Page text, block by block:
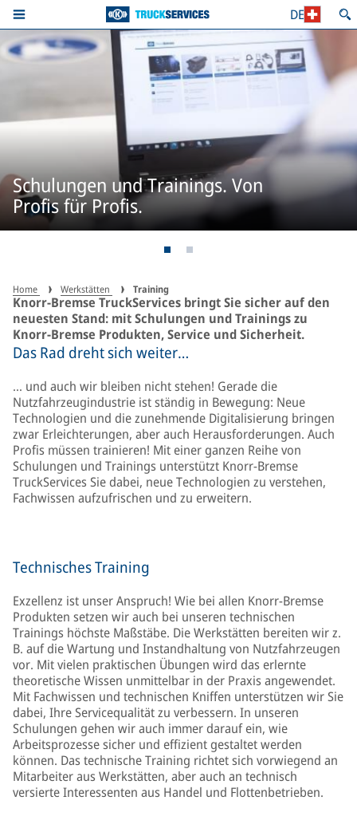
DE
Schulungen und Trainings. Von
Profis für Profis.
Home Werkstätten Training
Knorr-Bremse TruckServices bringt Sie sicher auf den
neuesten Stand: mit Schulungen und Trainings zu
Knorr-Bremse Produkten, Service und Sicherheit.
Das Rad dreht sich weiter…
… und auch wir bleiben nicht stehen! Gerade die
Nutzfahrzeugindustrie ist ständig in Bewegung: Neue
Technologien und die zunehmende Digitalisierung bringen
zwar Erleichterungen, aber auch Herausforderungen. Auch
Profis müssen trainieren! Mit einer ganzen Reihe von
Schulungen und Trainings unterstützt Knorr-Bremse
TruckServices Sie dabei, neue Technologien zu verstehen,
Fachwissen aufzufrischen und zu erweitern.
Technisches Training
Exzellenz ist unser Anspruch! Wie bei allen Knorr-Bremse
Produkten setzen wir auch bei unseren technischen
Trainings höchste Maßstäbe. Die Werkstätten bereiten wir z.
B. auf die Wartung und Instandhaltung von Nutzfahrzeugen
vor. Mit vielen praktischen Übungen wird das erlernte
theoretische Wissen unmittelbar in der Praxis angewendet.
Mit Fachwissen und technischen Kniffen unterstützen wir Sie
dabei, Ihre Servicequalität zu verbessern. In unseren
Schulungen gehen wir auch immer darauf ein, wie
Arbeitsprozesse sicher und effizient gestaltet werden
können. Das technische Training richtet sich vorwiegend an
Mitarbeiter aus Werkstätten, aber auch an technisch
versierte Interessenten aus Handel und Flottenbetrieben.